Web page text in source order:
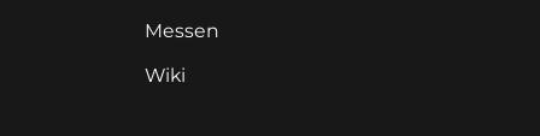
Messen
Wiki